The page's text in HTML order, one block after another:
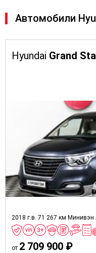
Автомобили
Hyundai Grand
2018 г.в. 71 267 км Минивэн
от 2 709 900 ₽